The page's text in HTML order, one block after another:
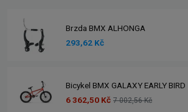
Brzda BMX ALHONGA
293,62 Kč
Bicykel BMX GALAXY EARLY BIRD
6 362,50 Kč 7 002,56 Kč